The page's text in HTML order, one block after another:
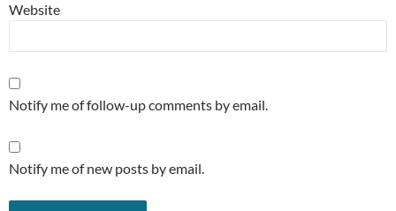
Website
Notify me of follow-up comments by email.
Notify me of new posts by email.